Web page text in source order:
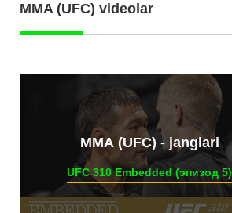
MMA (UFC) videolar
ММА (UFC) - janglari
UFC 310 Embedded (эпизод 5)